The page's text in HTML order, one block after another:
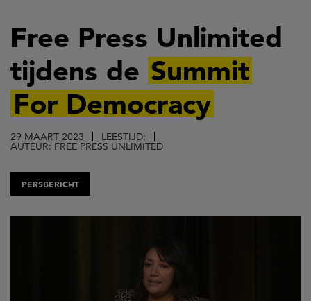
en
naar
de
inhoud
gaan
Free Press Unlimited
tijdens de Summit
For Democracy
29 MAART 2023 LEESTIJD:
AUTEUR: FREE PRESS UNLIMITED
PERSBERICHT